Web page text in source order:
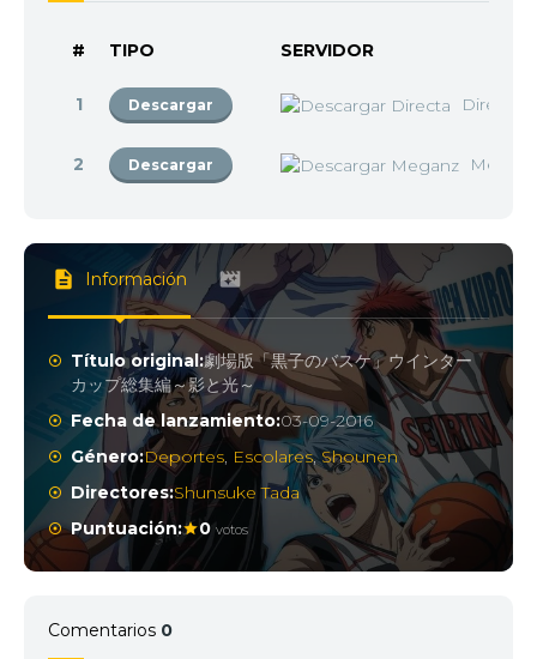
# TIPO SERVIDOR
1 Descargar Directa
2 Descargar Meganz
Información
Título original:劇場版「黒子のバスケ」ウインター
カップ総集編～影と光～
Fecha de lanzamiento:03-09-2016
Género:Deportes, Escolares,Shounen
Directores:Shunsuke Tada
Puntuación:
0 votos
Comentarios 0